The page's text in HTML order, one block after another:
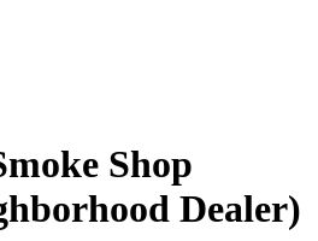
Shop
Dealer)